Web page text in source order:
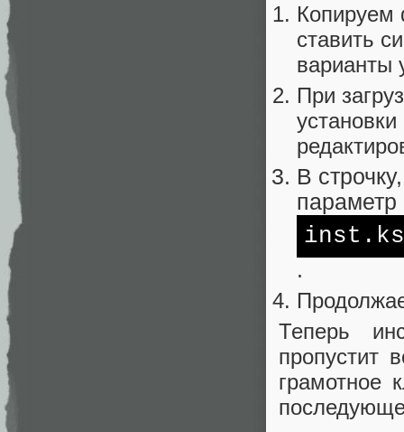
Копируем
ставить
варианты
При
В
параметр
.
Теперь
пропустит
грамотное